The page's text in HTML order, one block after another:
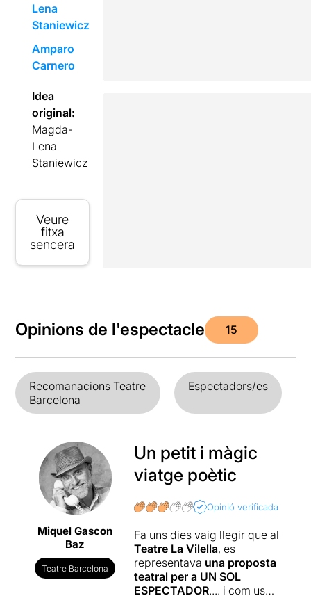
Lena
Staniewicz
Amparo
Carnero
Idea
original:
Magda-
Lena
Staniewicz
Veure
fitxa
sencera
Opinions de l'espectacle 15
Recomanacions Teatre
Barcelona
Espectadors/es
Miquel Gascon
Baz
Teatre Barcelona
Un petit i màgic
viatge poètic
Opinió verificada
Fa uns dies vaig llegir que al
Teatre La Vilella, es
representava una proposta
teatral per a UN SOL
ESPECTADOR.... i com us